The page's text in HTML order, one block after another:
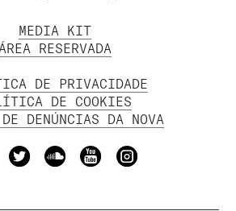
MEDIA KIT
ÁREA RESERVADA
DE PRIVACIDADE
DE COOKIES
DENÚNCIAS DA NOVA